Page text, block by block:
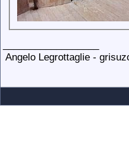
Angelo Legrottaglie -